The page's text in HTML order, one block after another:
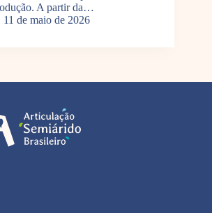
A partir da…
11 de maio de 2026